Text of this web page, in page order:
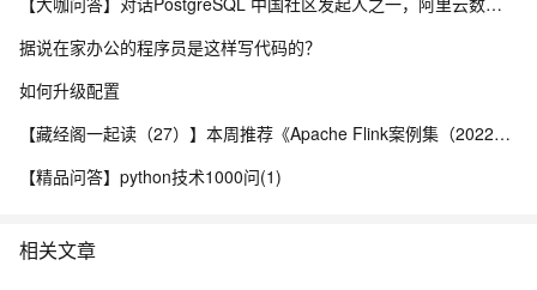
据说在家办公的程序员是这样写代码的？
如何升级配置
【藏经阁一起读（27）】本周推荐《Apache Flink案例集（2022版）》，你有哪些心得？
【精品问答】python技术1000问(1)
相关文章